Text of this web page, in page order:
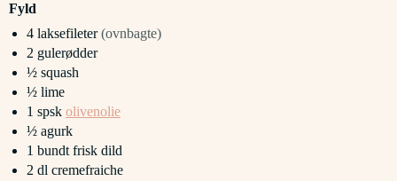
Fyld
4 laksefileter (ovnbagte)
2 gulerødder
½ squash
½ lime
1 spsk olivenolie
½ agurk
1 bundt frisk dild
2 dl cremefraiche